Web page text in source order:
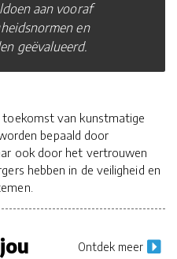
aan vooraf
en
geëvalueerd.
van kunstmatige
bepaald door
ook door het vertrouwen
hebben in de veiligheid en
Ontdek meer